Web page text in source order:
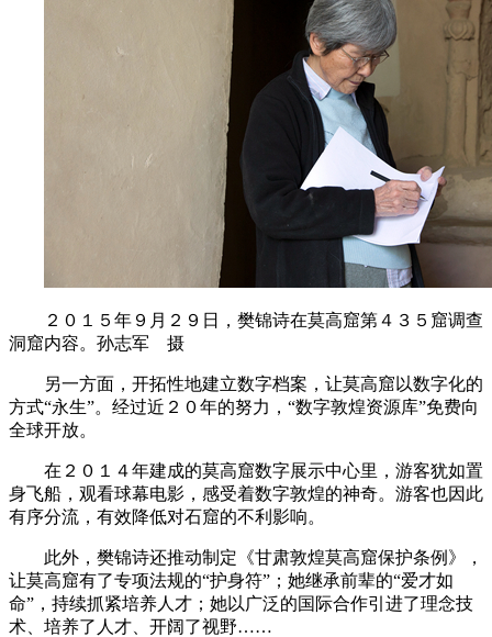
２０１５年９月２９日，樊锦诗在莫高窟第４３５窟调查
洞窟内容。孙志军 摄
另一方面，开拓性地建立数字档案，让莫高窟以数字化的
方式“永生”。经过近２０年的努力，“数字敦煌资源库”免费向
全球开放。
在２０１４年建成的莫高窟数字展示中心里，游客犹如置
身飞船，观看球幕电影，感受着数字敦煌的神奇。游客也因此
有序分流，有效降低对石窟的不利影响。
此外，樊锦诗还推动制定《甘肃敦煌莫高窟保护条例》，
让莫高窟有了专项法规的“护身符”；她继承前辈的“爱才如
命”，持续抓紧培养人才；她以广泛的国际合作引进了理念技
术、培养了人才、开阔了视野……